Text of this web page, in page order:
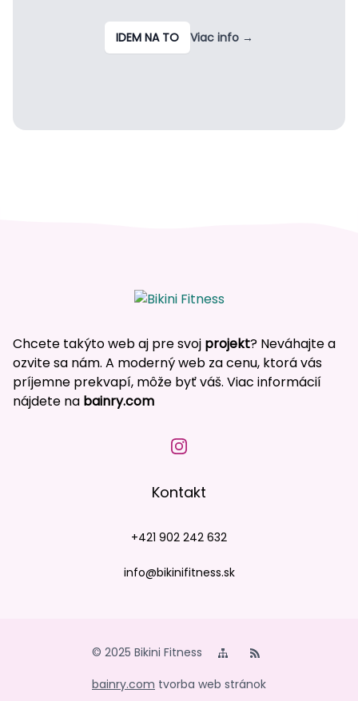
IDEM NA TO Viac info →
Chcete takýto web aj pre svoj projekt? Neváhajte a
ozvite sa nám. A moderný web za cenu, ktorá vás
príjemne prekvapí, môže byť váš. Viac informácií
nájdete na bainry.com
Kontakt
+421 902 242 632
info@bikinifitness.sk
© 2025 Bikini Fitness
bainry.com tvorba web stránok